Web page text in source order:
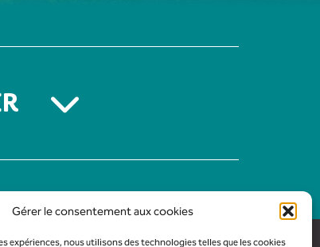
Gérer le consentement aux cookies
expériences, nous utilisons des technologies telles que les cookies